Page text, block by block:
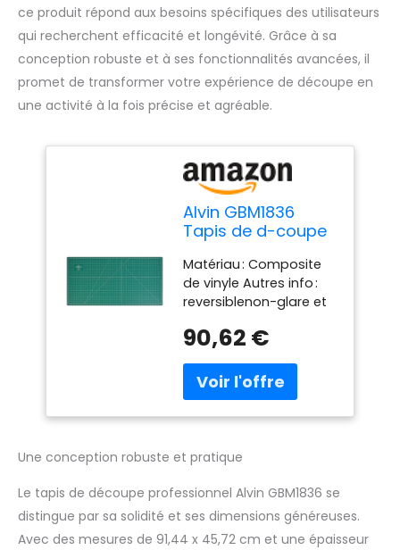
ce produit répond aux besoins spécifiques des utilisateurs
qui recherchent efficacité et longévité. Grâce à sa
conception robuste et à ses fonctionnalités avancées, il
promet de transformer votre expérience de découpe en
une activité à la fois précise et agréable.
Alvin GBM1836
Tapis de d-coupe
Matériau : Composite
de vinyle Autres info :
reversiblenon-glare et
motif comprend un
et 6 Largeur : 45,7 cm
Longueur : 91,4 cm
90,62 €
Une conception robuste et pratique
Le tapis de découpe professionnel Alvin GBM1836 se
distingue par sa solidité et ses dimensions généreuses.
Avec des mesures de 91,44 x 45,72 cm et une épaisseur